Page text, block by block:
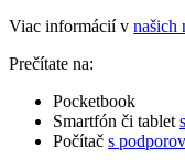
Viac informácií v našich
Prečítate na:
Pocketbook
Smartfón či tablet
Počítač s